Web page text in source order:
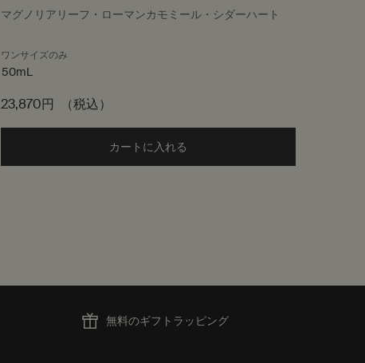
ボディスプレー to cart
マグノリアリーフ・ローマンカモミール・シダーハート
ワンサイズのみ
50mL
23,870円 （税込）
カートに入れる
無料のギフトラッピング